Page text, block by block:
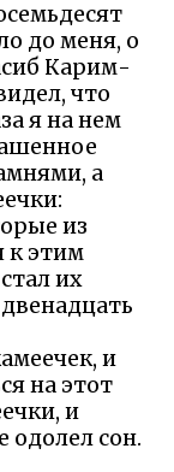
до меня, о
Карим-
что
я на нем
а
из
к этим
их
и
на этот
и
одолел сон.